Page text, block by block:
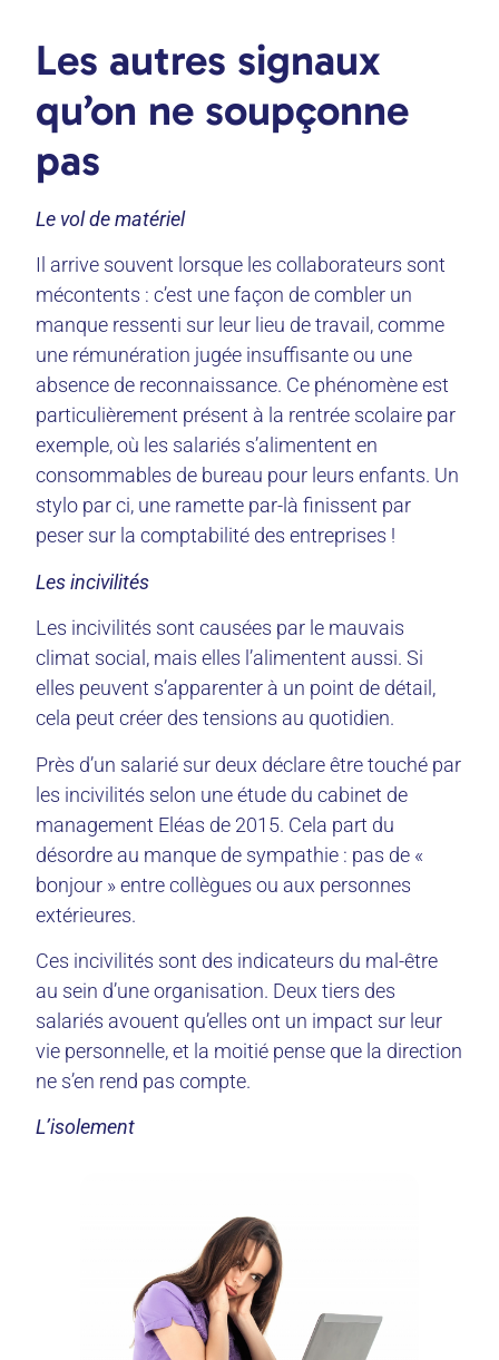
Les autres signaux
qu’on ne soupçonne
pas
Le vol de matériel
Il arrive souvent lorsque les collaborateurs sont
mécontents : c’est une façon de combler un
manque ressenti sur leur lieu de travail, comme
une rémunération jugée insuffisante ou une
absence de reconnaissance. Ce phénomène est
particulièrement présent à la rentrée scolaire par
exemple, où les salariés s’alimentent en
consommables de bureau pour leurs enfants. Un
stylo par ci, une ramette par-là finissent par
peser sur la comptabilité des entreprises !
Les incivilités
Les incivilités sont causées par le mauvais
climat social, mais elles l’alimentent aussi. Si
elles peuvent s’apparenter à un point de détail,
cela peut créer des tensions au quotidien.
Près d’un salarié sur deux déclare être touché par
les incivilités selon une étude du cabinet de
management Eléas de 2015. Cela part du
désordre au manque de sympathie : pas de «
bonjour » entre collègues ou aux personnes
extérieures.
Ces incivilités sont des indicateurs du mal-être
au sein d’une organisation. Deux tiers des
salariés avouent qu’elles ont un impact sur leur
vie personnelle, et la moitié pense que la direction
ne s’en rend pas compte.
L’isolement